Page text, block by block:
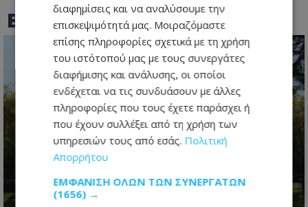
BEST OFTOTHEMAONLINE
Η προεδρική μάχη άρχισε- Το
μεγάλο παζλ των συμμαχιών και η
διαφημίσεις και να αναλύσουμε την
επισκεψιμότητά μας. Μοιραζόμαστε
επίσης πληροφορίες σχετικά με τη χρήση
του ιστότοπού μας με τους συνεργάτες
διαφήμισης και ανάλυσης, οι οποίοι
ενδέχεται να τις συνδυάσουν με άλλες
πληροφορίες που τους έχετε παράσχει ή
που έχουν συλλέξει από τη χρήση των
υπηρεσιών τους από εσάς. Πολιτική
Απορρήτου
ΕΜΦΆΝΙΣΗ ΌΛΩΝ ΤΩΝ ΣΥΝΕΡΓΑΤΏΝ
(1656) →